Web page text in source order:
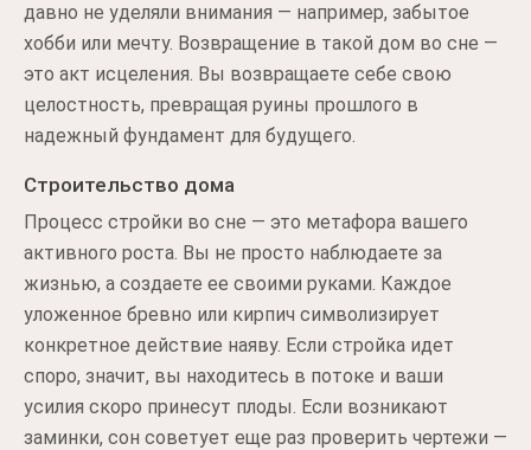
давно не уделяли внимания — например, забытое
хобби или мечту. Возвращение в такой дом во сне —
это акт исцеления. Вы возвращаете себе свою
целостность, превращая руины прошлого в
надежный фундамент для будущего.
Строительство дома
Процесс стройки во сне — это метафора вашего
активного роста. Вы не просто наблюдаете за
жизнью, а создаете ее своими руками. Каждое
уложенное бревно или кирпич символизирует
конкретное действие наяву. Если стройка идет
споро, значит, вы находитесь в потоке и ваши
усилия скоро принесут плоды. Если возникают
заминки, сон советует еще раз проверить чертежи —